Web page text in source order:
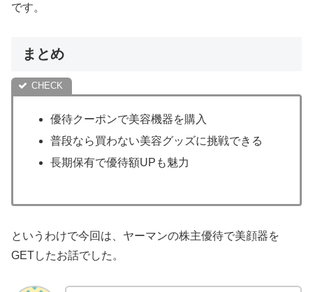
です。
まとめ
優待クーポンで美容機器を購入
普段なら買わない美容グッズに挑戦できる
長期保有で優待額UPも魅力
というわけで今回は、ヤーマンの株主優待で美顔器を
GETしたお話でした。